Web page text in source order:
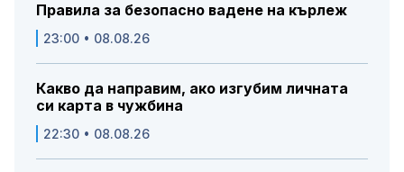
Правила за безопасно вадене на кърлеж
23:00 • 08.08.26
Какво да направим, ако изгубим личната
си карта в чужбина
22:30 • 08.08.26